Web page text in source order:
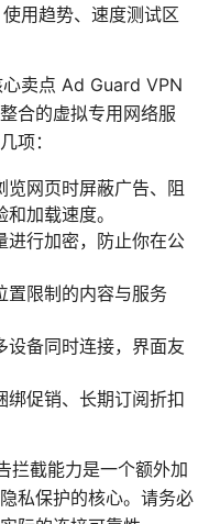
用趋势、速度测试区
卖点 Ad Guard VPN
合的虚拟专用网络服
项：
览网页时屏蔽广告、阻
加载速度。
进行加密，防止你在公
置限制的内容与服务
设备同时连接，界面友
绑促销、长期订阅折扣
拦截能力是一个额外加
私保护的核心。请务必